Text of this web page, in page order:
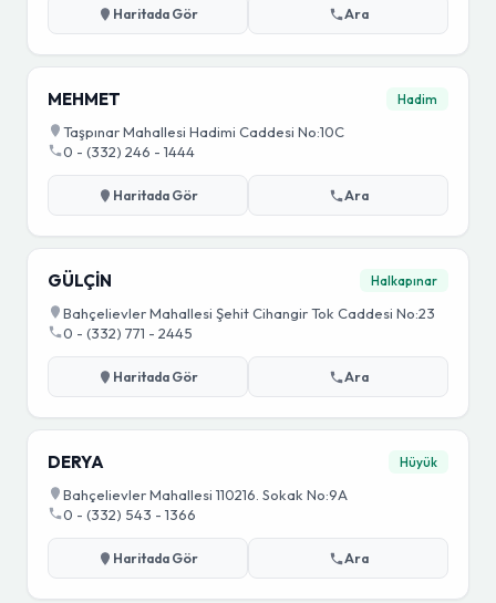
Haritada Gör Ara
MEHMET Hadim
Taşpınar Mahallesi Hadimi Caddesi No:10C
0 - (332) 246 - 1444
Haritada Gör Ara
GÜLÇİN Halkapınar
Bahçelievler Mahallesi Şehit Cihangir Tok Caddesi No:23
0 - (332) 771 - 2445
Haritada Gör Ara
DERYA Hüyük
Bahçelievler Mahallesi 110216. Sokak No:9A
0 - (332) 543 - 1366
Haritada Gör Ara